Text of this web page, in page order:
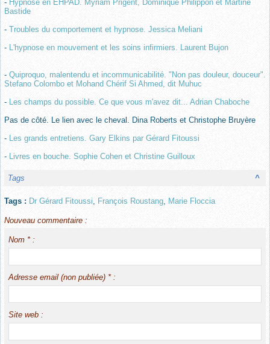
- Hypnose en EHPAD. Myriam Prigent, Dominique Philippon et Martine
Bastide
- Troubles du comportement et hypnose. Jessica Meliani
- L'hypnose en mouvement et les soins infirmiers. Laurent Bujon
- Quiproquo, malentendu et incommunicabilité. "Non pas douleur, douceur".
Stefano Colombo et Mohand Chérif Si Ahmed, dit Muhuc
- Les champs du possible. Ce que vous m'avez dit... Adrian Chaboche
Pas de côté. Le lien avec le cheval. Dina Roberts et Christophe Bruyère
- Les grands entretiens. Gary Elkins par Gérard Fitoussi
- Livres en bouche. Sophie Cohen et Christine Guilloux
^
Tags
Tags : Dr Gérard Fitoussi François Roustang Marie Floccia
Nouveau commentaire :
Nom * :
Adresse email (non publiée) * :
Site web :